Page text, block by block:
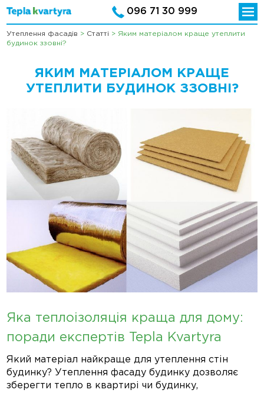
096 71 30 999
Утеплення фасадів > Статті > Яким матеріалом краще утеплити
будинок ззовні?
ЯКИМ МАТЕРІАЛОМ КРАЩЕ
УТЕПЛИТИ БУДИНОК ЗЗОВНІ?
Яка теплоізоляція краща для дому:
поради експертів Tepla Kvartyra
Який матеріал найкраще для утеплення стін
будинку? Утеплення фасаду будинку дозволяє
зберегти тепло в квартирі чи будинку,